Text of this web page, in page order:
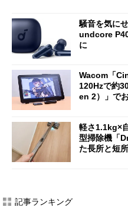
騒音を気に
undcore
に
Wacom「
120Hzで約
en 2）」で
軽さ1.1kg×
型掃除機「
た長所と短所
記事ランキング